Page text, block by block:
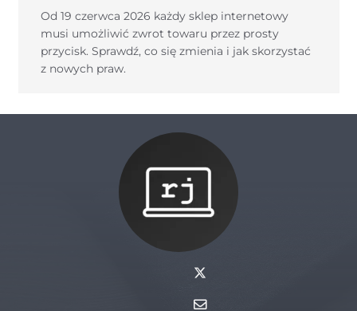
Od 19 czerwca 2026 każdy sklep internetowy
musi umożliwić zwrot towaru przez prosty
przycisk. Sprawdź, co się zmienia i jak skorzystać
z nowych praw.